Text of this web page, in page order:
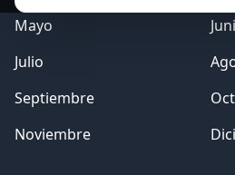
Mayo
Julio
Septiembre
Noviembre